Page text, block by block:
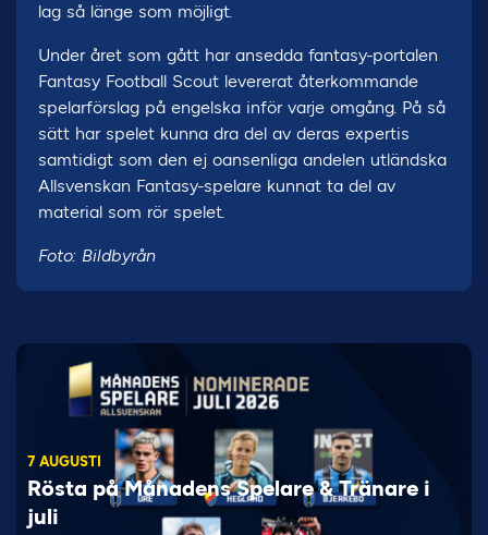
lag så länge som möjligt.
Under året som gått har ansedda fantasy-portalen
Fantasy Football Scout levererat återkommande
spelarförslag på engelska inför varje omgång. På så
sätt har spelet kunna dra del av deras expertis
samtidigt som den ej oansenliga andelen utländska
Allsvenskan Fantasy-spelare kunnat ta del av
material som rör spelet.
Foto: Bildbyrån
7 AUGUSTI
Rösta på Månadens Spelare & Tränare i
juli